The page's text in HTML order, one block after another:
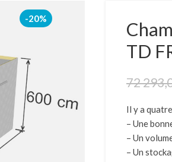
LOA
proposons de vous accompagner
le crédit bail (leasing) et
avec option d’achat (LOA).
de cet accompagnement et en
les modalités, contactez-nous
par téléphone au 06 25 35 76 48.
-20%
TD
72
Il y a
– Une
– Un
– Un